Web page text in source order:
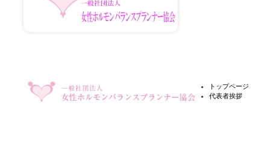
トップページ
代表者挨拶